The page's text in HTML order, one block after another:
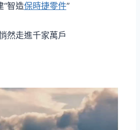
“智造保時捷零件”
然走進千家萬戶